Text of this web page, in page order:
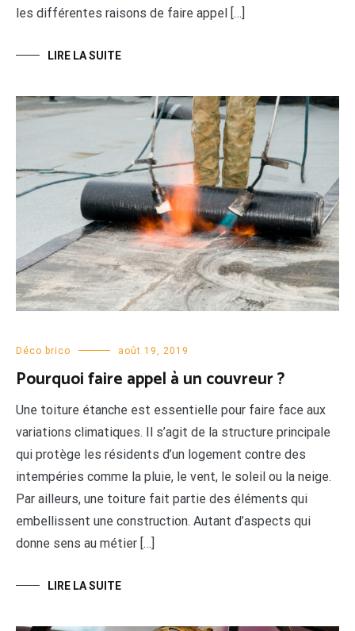
les différentes raisons de faire appel […]
LIRE LA SUITE
Déco brico août 19, 2019
Pourquoi faire appel à un couvreur ?
Une toiture étanche est essentielle pour faire face aux
variations climatiques. Il s’agit de la structure principale
qui protège les résidents d’un logement contre des
intempéries comme la pluie, le vent, le soleil ou la neige.
Par ailleurs, une toiture fait partie des éléments qui
embellissent une construction. Autant d’aspects qui
donne sens au métier […]
LIRE LA SUITE